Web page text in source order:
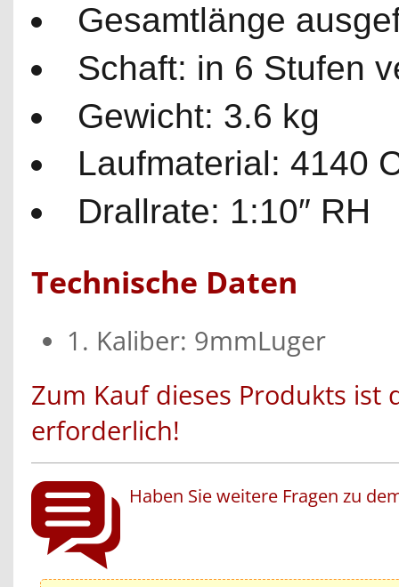
Gesamtlänge
Schaft: in 6 Stufen
Gewicht: 3.6 kg
Laufmaterial: 4140
Drallrate: 1:10″ RH
Technische Daten
1. Kaliber: 9mmLuger
Zum Kauf dieses Produkts ist
erforderlich!
Haben Sie weitere Fragen zu